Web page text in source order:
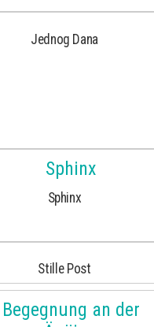
Jednog Dana
Sphinx
Stille Post